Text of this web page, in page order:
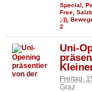
Special,
Free,
;-)),
2
Uni-
Freitag,
Graz